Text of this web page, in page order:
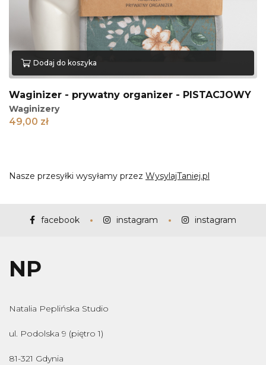
Dodaj do koszyka
Waginizer - prywatny organizer - PISTACJOWY
Waginizery
49,00 zł
Nasze przesyłki wysyłamy przez WysylajTaniej.pl
facebook instagram instagram
NP
Natalia Peplińska Studio
ul. Podolska 9 (piętro 1)
81-321 Gdynia